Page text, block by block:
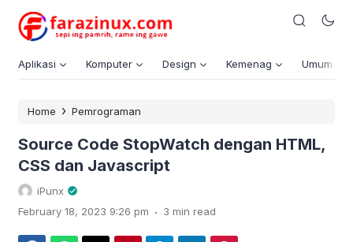
Aplikasi Komputer Design Kemenag Umum
Home › Pemrograman
Source Code StopWatch dengan HTML,
CSS dan Javascript
iPunx
February 18, 2023 9:26 pm . 3 min read